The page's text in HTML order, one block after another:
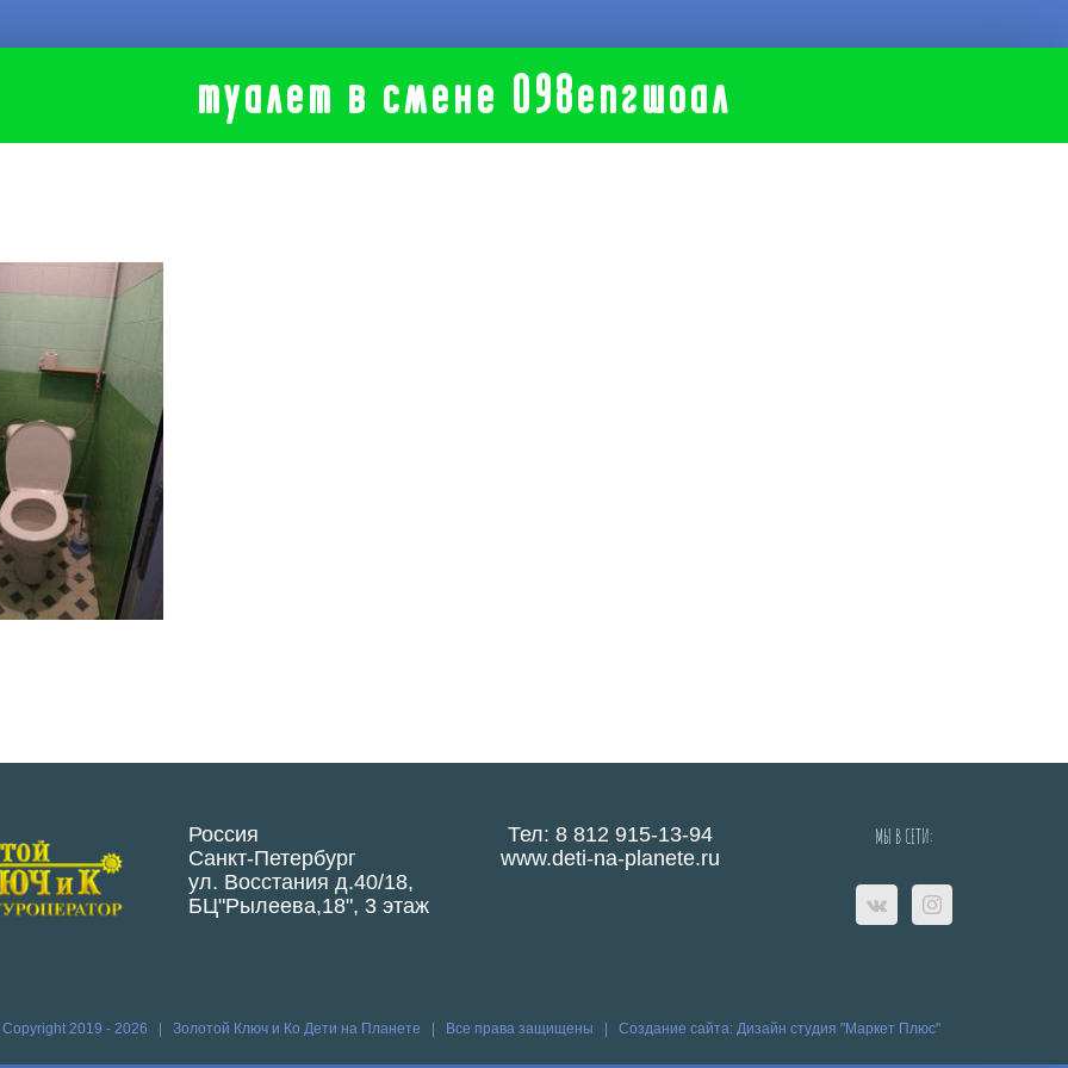
туалет в смене 098епгшоал
Россия
Санкт-Петербург
ул. Восстания д.40/18,
БЦ"Рылеева,18", 3 этаж
Тел: 8 812 915-13-94
www.deti-na-planete.ru
МЫ В СЕТИ:
2019 - 2026 | Золотой Ключ и Ко Дети на Планете | Все права защищены | Создание сайта: Дизайн студия "Маркет Плюс"